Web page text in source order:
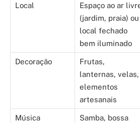
Local
Espaço ao ar
(jardim, praia) ou
local fechado
bem iluminado
Decoração
Frutas,
lanternas, velas,
elementos
artesanais
Música
Samba, bossa